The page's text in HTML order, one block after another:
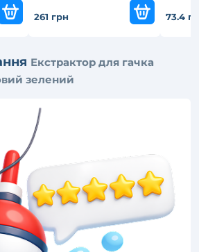
261 грн 73.4
Екстрактор для гачка
зелений